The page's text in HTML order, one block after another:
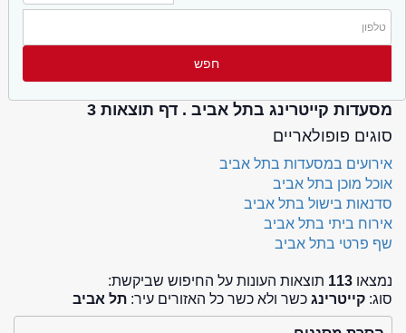
מסעדות קייטרינג בתל אביב . דף תוצאות 3
סוגים פופולאריים
אירועים במסעדות בתל אביב
אוכל מוכן בתל אביב
סדנאות בישול בתל אביב
אירוח ביתי בתל אביב
שף פרטי בתל אביב
נמצאו 113 תוצאות העונות על החיפוש שביקשת:
סוג: קייטרינג כשר ולא כשר כל האזורים עיר: תל אביב